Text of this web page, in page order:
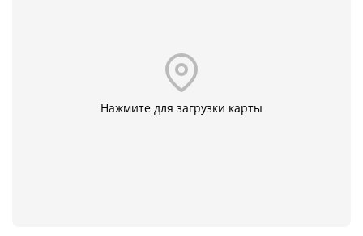
Нажмите для загрузки карты